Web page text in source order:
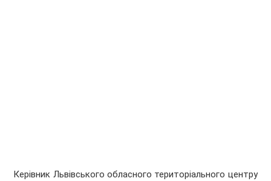
Керівник Львівського обласного територіального центру